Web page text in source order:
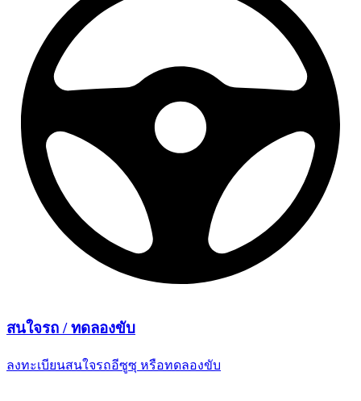
สนใจรถ /ทดลองขับ
ลงทะเบียนสนใจรถอีซูซุ หรือทดลองขับ